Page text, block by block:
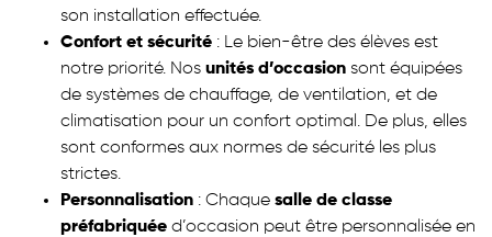
son installation effectuée.
Confort et sécurité : Le bien-être des élèves est
notre priorité. Nos unités d’occasion sont équipées
de systèmes de chauffage, de ventilation, et de
climatisation pour un confort optimal. De plus, elles
sont conformes aux normes de sécurité les plus
strictes.
Personnalisation : Chaque salle de classe
préfabriquée d’occasion peut être personnalisée en